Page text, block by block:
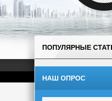
ПОПУЛЯРНЫЕ
НАШ ОПРОС